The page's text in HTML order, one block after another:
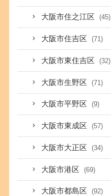
大阪市住之江区 (45)
大阪市住吉区 (71)
大阪市東住吉区 (32)
大阪市生野区 (71)
大阪市平野区 (9)
大阪市東成区 (57)
大阪市大正区 (34)
大阪市港区 (69)
大阪市都島区 (92)